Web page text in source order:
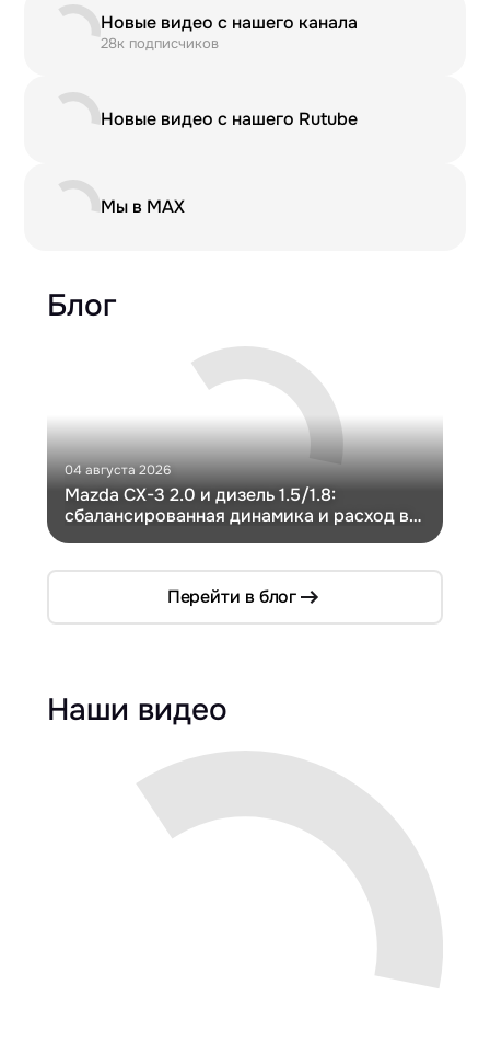
Новые видео с нашего канала
28к подписчиков
Новые видео с нашего Rutube
Мы в MAX
Блог
04 августа 2026
Mazda CX-3 2.0 и дизель 1.5/1.8:
сбалансированная динамика и расход в
Перейти в блог
Наши видео